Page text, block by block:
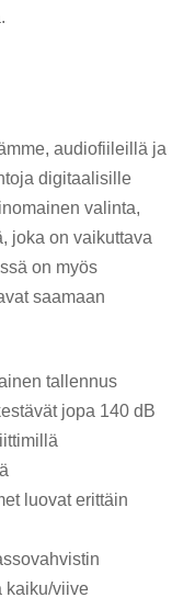
audiofiileillä ja
digitaalisille
valinta,
joka on vaikuttava
on myös
saamaan
tallennus
jopa 140 dB
luovat erittäin
kaiku/viive